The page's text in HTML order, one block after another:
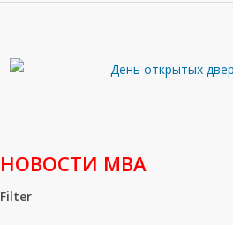
НОВОСТИ МВА
Filter